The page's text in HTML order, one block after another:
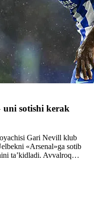
sotishi kerak
Gari Nevill klub
«Arsenal»ga sotib
ta’kidladi. Avvalroq…